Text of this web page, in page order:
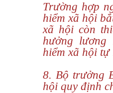
Trường hợp
hiểm xã hội
xã hội còn
hưởng lương
hiểm xã hội tự
8. Bộ trưởng
hội quy định